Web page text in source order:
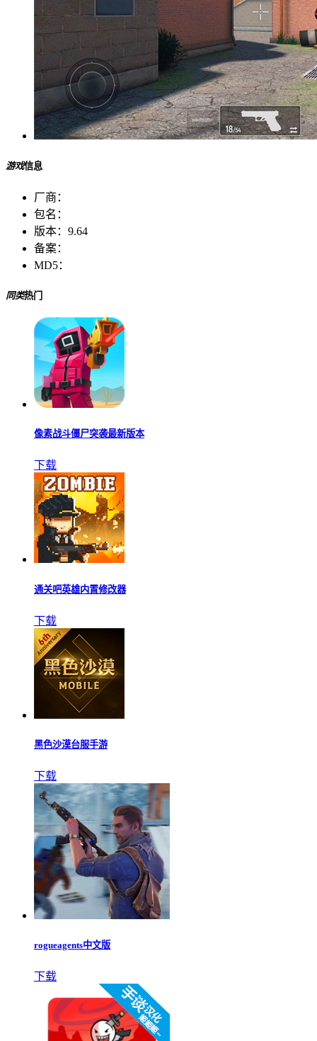
游戏信息
厂商：
包名：
版本： 9.64
备案：
MD5：
同类热门
像素战斗僵尸突袭最新版本
下载
通关吧英雄内置修改器
下载
黑色沙漠台服手游
下载
rogueagents中文版
下载